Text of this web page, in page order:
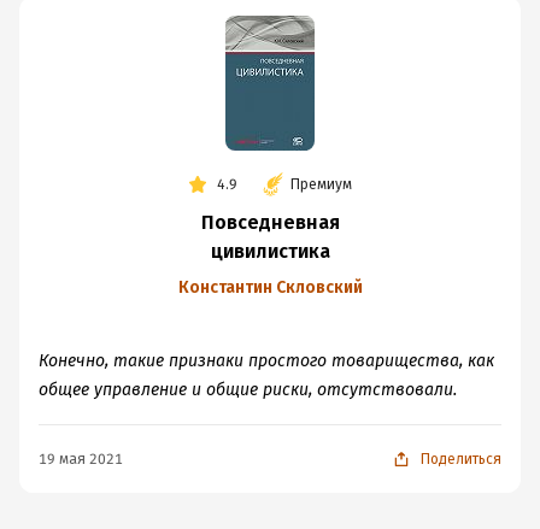
4.9 Премиум
Повседневная
цивилистика
Константин Скловский
Конечно, такие признаки простого товарищества, как
общее управление и общие риски, отсутствовали.
19 мая 2021 Поделиться